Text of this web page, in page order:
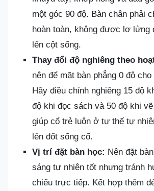
một góc 90 độ. Bàn chân phải
hoàn toàn, không được lơ lửng
lên cột sống.
Thay đổi độ nghiêng theo
nên để mặt bàn phẳng 0 độ
Hãy điều chỉnh nghiêng 15 độ
độ khi đọc sách và 50 độ khi
giúp cổ trẻ luôn ở tư thế tự
lên đốt sống cổ.
Vị trí đặt bàn học: Nên đặt
sáng tự nhiên tốt nhưng tránh
chiếu trực tiếp. Kết hợp thêm